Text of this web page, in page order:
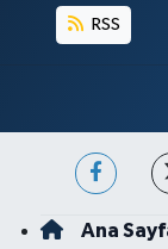
RSS
Ana